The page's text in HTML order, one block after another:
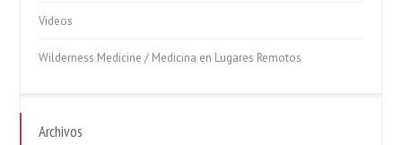
Videos
Wilderness Medicine / Medicina en Lugares Remotos
Archivos